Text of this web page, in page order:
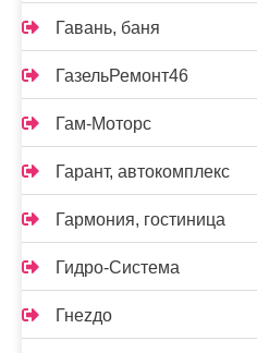
Гавань, баня
ГазельРемонт46
Гам-Моторс
Гарант, автокомплекс
Гармония, гостиница
Гидро-Система
Гнеzдо